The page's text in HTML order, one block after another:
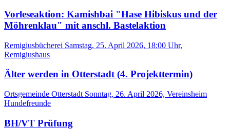
Vorleseaktion: Kamishbai "Hase Hibiskus und der
Möhrenklau" mit anschl. Bastelaktion
Remigiusbücherei Samstag, 25. April 2026, 18:00 Uhr,
Remigiushaus
Älter werden in Otterstadt (4. Projekttermin)
Ortsgemeinde Otterstadt Sonntag, 26. April 2026, Vereinsheim
Hundefreunde
BH/VT Prüfung